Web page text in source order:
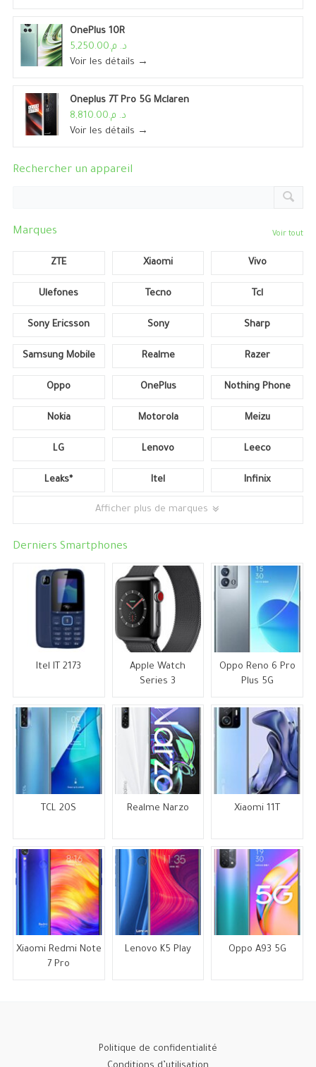
OnePlus 10R
د. م.5,250.00
Voir les détails →
Oneplus 7T Pro 5G Mclaren
د. م.8,810.00
Voir les détails →
Rechercher un appareil
Marques Voir tout
ZTE Xiaomi Vivo
Ulefones Tecno Tcl
Sony Ericsson Sony Sharp
Samsung Mobile Realme Razer
Oppo OnePlus Nothing Phone
Nokia Motorola Meizu
LG Lenovo Leeco
Leaks* Itel Infinix
Afficher plus de marques
Derniers Smartphones
Itel IT 2173
Apple Watch
Series 3
Oppo Reno 6 Pro
Plus 5G
TCL 20S Realme Narzo Xiaomi 11T
Xiaomi Redmi Note
7 Pro
Lenovo K5 Play Oppo A93 5G
Politique de confidentialité